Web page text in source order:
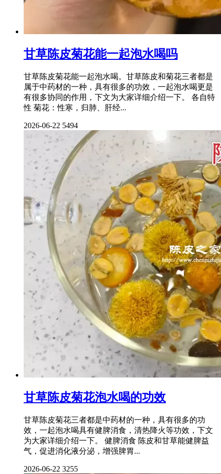
甘草陈皮菊花能一起泡水喝吗
甘草陈皮菊花能一起泡水喝。甘草陈皮和菊花三者都是
属于中药材的一种，具有很多的功效，一起泡水喝更是
有很多协同的作用，下文为大家详细介绍一下。 各自特
性 菊花：性寒，归肺、肝经...
2026-06-22 5494
甘草陈皮菊花泡水喝的功效
甘草陈皮菊花三者都是中药材的一种，具有很多的功
效，一起泡水喝具有健脾消食，清热降火等功效，下文
为大家详细介绍一下。 健脾消食 陈皮和甘草能健脾益
气，促进消化液分泌，增强脾胃...
2026-06-22 3255